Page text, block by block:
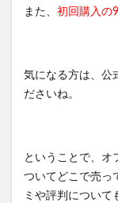
また、 初回購入の
気になる方は、公
ださいね。
ということで、オ
ついてどこで売っ
ミや評判について